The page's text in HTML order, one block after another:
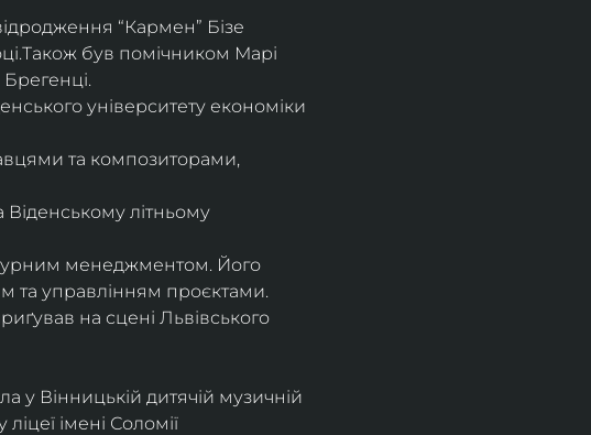
“Кармен” Бізе
був помічником Марі
університету економіки
та композиторами,
Віденському літньому
менеджментом. Його
та управлінням проєктами.
на сцені Львівського
у Вінницькій дитячій музичній
імені Соломії